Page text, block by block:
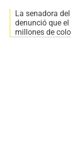
La senadora
denunció que
millones de